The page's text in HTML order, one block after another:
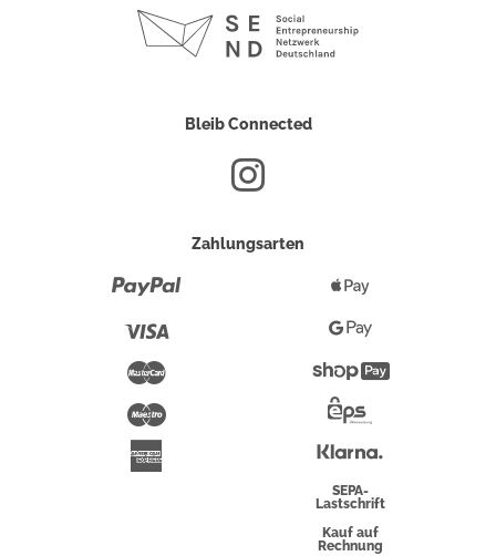
Bleib Connected
Zahlungsarten
Maestro
Pay
Google
Pay
Überweisung
SEPA-
Lastschrift
Kauf auf
Rechnung